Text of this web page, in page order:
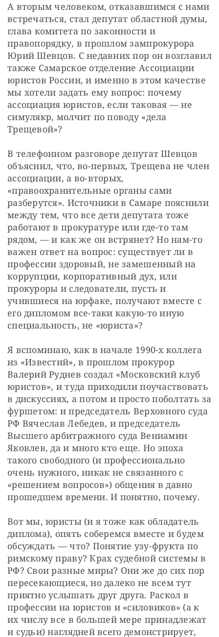
А вторым человеком, отказавшимся с нами
встречаться, стал депутат областной думы,
глава комитета по законности и
правопорядку, в прошлом зампрокурора
Юрий Шевцов. С недавних пор он возглавил
также Самарское отделение Ассоциации
юристов России, и именно в этом качестве
мы хотели задать ему вопрос: почему
ассоциация юристов, если таковая — не
симулякр, молчит по поводу «дела
Трещевой»?
В телефонном разговоре депутат Шевцов
объяснил, что, во-первых, Трещева не член
ассоциации, а во-вторых,
«правоохранительные органы сами
разберутся». Источники в Самаре пояснили
между тем, что все дети депутата тоже
работают в прокуратуре или где-то там
рядом, — и как же он встрянет? Но нам-то
важен ответ на вопрос: существует ли в
профессии здоровый, не замешенный на
коррупции, корпоративный дух, или
прокуроры и следователи, пусть и
учившиеся на юрфаке, получают вместе с
его дипломом все-таки какую-то иную
специальность, не «юриста»?
Я вспоминаю, как в начале 1990-х коллега
из «Известий», в прошлом прокурор
Валерий Руднев создал «Московский клуб
юристов», и туда приходили поучаствовать
в дискуссиях, а потом и просто поболтать за
фуршетом: и председатель Верховного суда
РФ Вячеслав Лебедев, и председатель
Высшего арбитражного суда Вениамин
Яковлев, да и много кто еще. Но эпоха
такого свободного (и профессионально
очень нужного, никак не связанного с
«решением вопросов») общения в давно
прошедшем времени. И понятно, почему.
Вот мы, юристы (и я тоже как обладатель
диплома), опять соберемся вместе и будем
обсуждать — что? Понятие узу-фрукта по
римскому праву? Крах судебной системы в
РФ? Свои разные миры? Они же до сих пор
пересекающиеся, но далеко не всем тут
приятно услышать друг друга. Раскол в
профессии на юристов и «силовиков» (а к
их числу все в большей мере принадлежат
и судьи) наглядней всего демонстрирует,